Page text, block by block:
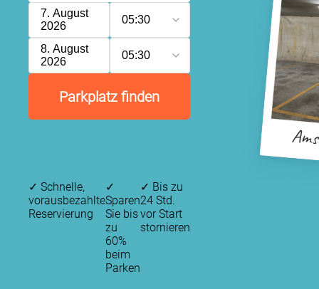
7. August
2026
05:30
8. August
2026
05:30
Parkplatz finden
✓ Schnelle,
vorausbezahlte
Reservierung
✓
Sparen
Sie bis
zu
60%
beim
Parken
✓ Bis zu
24 Std.
vor Start
stornieren
P